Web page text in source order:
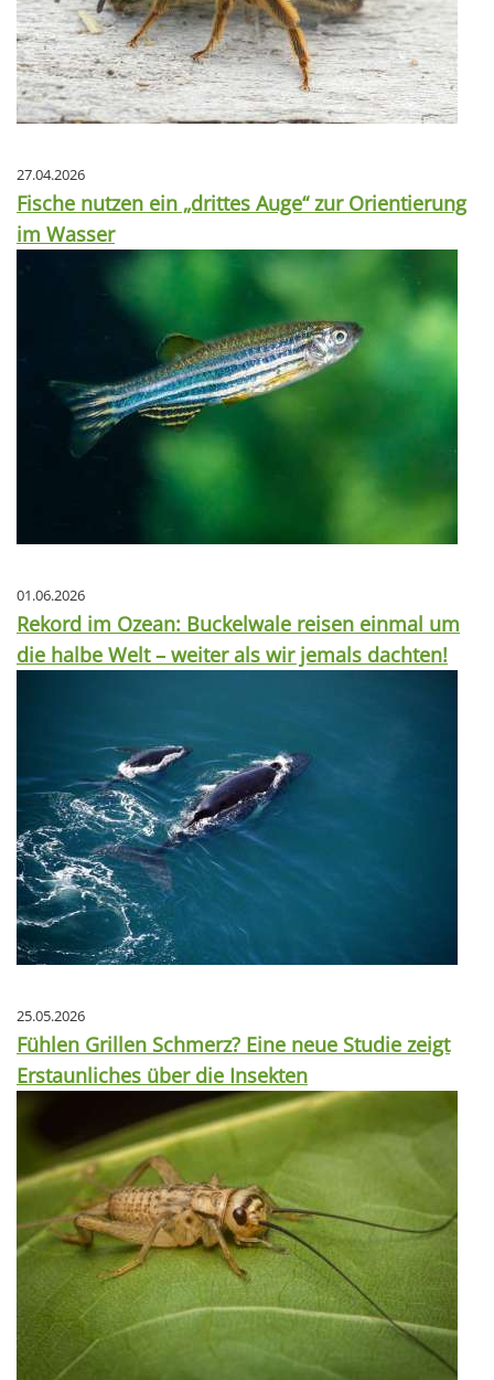
27.04.2026
Fische nutzen ein „drittes Auge“ zur Orientierung
im Wasser
01.06.2026
Rekord im Ozean: Buckelwale reisen einmal um
die halbe Welt – weiter als wir jemals dachten!
25.05.2026
Fühlen Grillen Schmerz? Eine neue Studie zeigt
Erstaunliches über die Insekten